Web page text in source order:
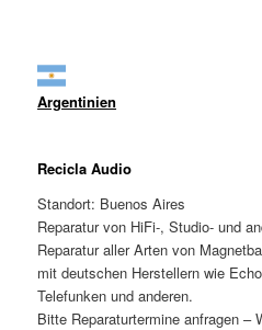
Argentinien
Recicla Audio
Standort: Buenos Aires
Reparatur von HiFi-, Studio- und
Reparatur aller Arten von
mit deutschen Herstellern wie
Telefunken und anderen.
Bitte Reparaturtermine anfragen –